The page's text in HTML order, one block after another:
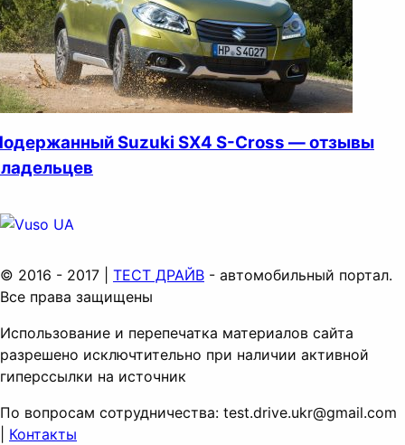
Suzuki SX4 S-Cross — отзывы
© 2016 - 2017 | ТЕСТ ДРАЙВ - автомобильный портал.
Все права защищены
Использование и перепечатка материалов сайта
разрешено исключтительно при наличии активной
гиперссылки на источник
По вопросам сотрудничества: test.drive.ukr@gmail.com
Контакты